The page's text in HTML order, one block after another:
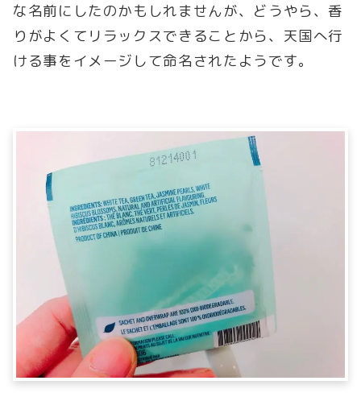
な名前にしたのかもしれませんが、どうやら、香
りがよくてリラックスできることから、天国へ行
ける事をイメージして命名されたようです。